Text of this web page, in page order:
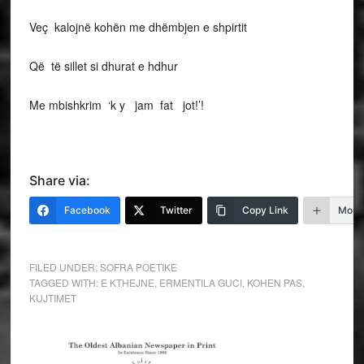
Veç kalojnë kohën me dhëmbjen e shpirtit
Që të sillet si dhurat e hdhur
Me mbishkrim ‘k y jam fat jot!’!
Share via:
Facebook Twitter Copy Link More
FILED UNDER:SOFRA POETIKE
TAGGED WITH: E KTHEJNE ERMENTILA GUCI, KOHEN PAS,
KUJTIMET